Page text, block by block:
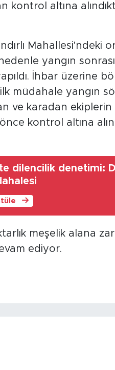
kontrol altına
Mahallesi'ndeki
yangın
İhbar üzerine
müdahale yangın
ve karadan ekiplerin
kontrol altına
dilencilik denetimi:
meşelik alana
ediyor.